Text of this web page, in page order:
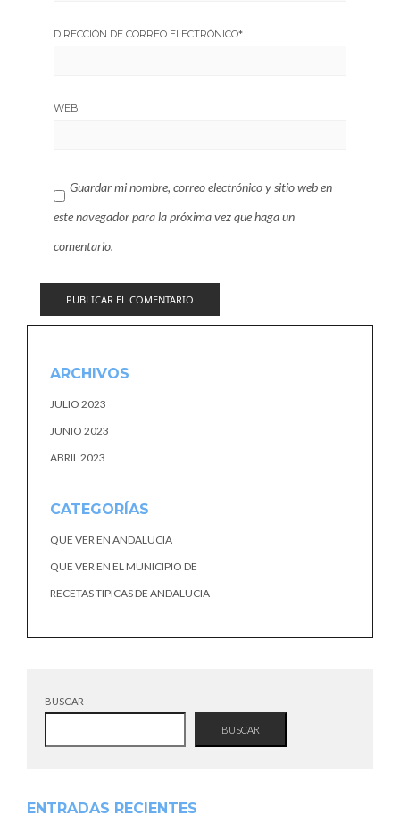
DIRECCIÓN DE CORREO ELECTRÓNICO*
WEB
Guardar mi nombre, correo electrónico y sitio web en
este navegador para la próxima vez que haga un
comentario.
ARCHIVOS
JULIO 2023
JUNIO 2023
ABRIL 2023
CATEGORÍAS
QUE VER EN ANDALUCIA
QUE VER EN EL MUNICIPIO DE
RECETAS TIPICAS DE ANDALUCIA
BUSCAR
BUSCAR
ENTRADAS RECIENTES